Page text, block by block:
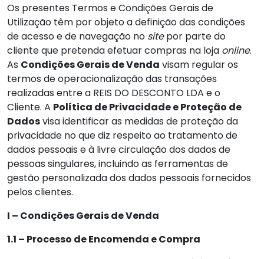
Os presentes Termos e Condições Gerais de
Utilização têm por objeto a definição das condições
de acesso e de navegação no sitepor parte do
cliente que pretenda efetuar compras na loja online.
As Condições Gerais de Venda visam regular os
termos de operacionalização das transações
realizadas entre a REIS DO DESCONTO LDA e o
Cliente. A Política de Privacidade e Proteção de
Dadosvisa identificar as medidas de proteção da
privacidade no que diz respeito ao tratamento de
dados pessoais e à livre circulação dos dados de
pessoas singulares, incluindo as ferramentas de
gestão personalizada dos dados pessoais fornecidos
pelos clientes.
I – Condições Gerais de Venda
1.1 – Processo de Encomenda e Compra